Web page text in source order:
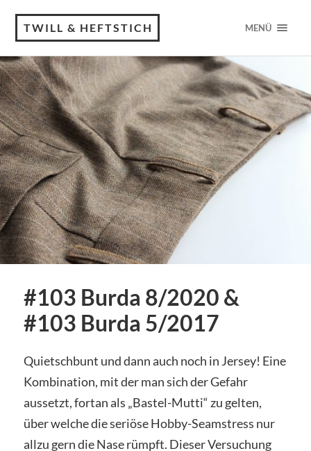
TWILL & HEFTSTICH MENÜ
#103 Burda 8/2020 &
#103 Burda 5/2017
Quietschbunt und dann auch noch in Jersey! Eine
Kombination, mit der man sich der Gefahr
aussetzt, fortan als „Bastel-Mutti“ zu gelten,
über welche die seriöse Hobby-Seamstress nur
allzu gern die Nase rümpft. Dieser Versuchung